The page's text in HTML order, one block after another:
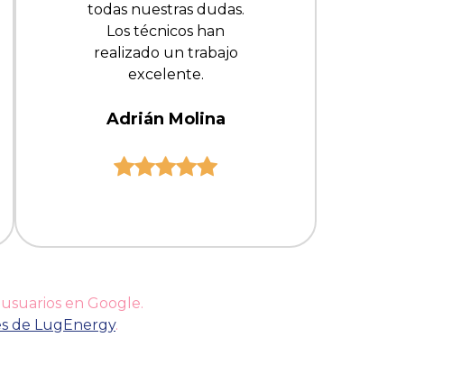
todas nuestras dudas.
Los técnicos han
realizado un trabajo
excelente.
Adrián Molina
en Google.
de LugEnergy.